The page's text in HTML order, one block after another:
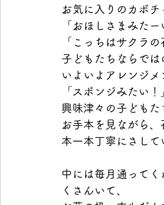
お気に入りのカボ
「おほしさまみたー
「こっちはサクラ
子どもたちならで
いよいよアレンジメ
「スポンジみたい
興味津々の子どもた
お手本を見ながら
本一本丁寧にさして
中には毎月通って
くさんいて、